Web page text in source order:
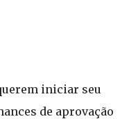
iniciar seu
de aprovação